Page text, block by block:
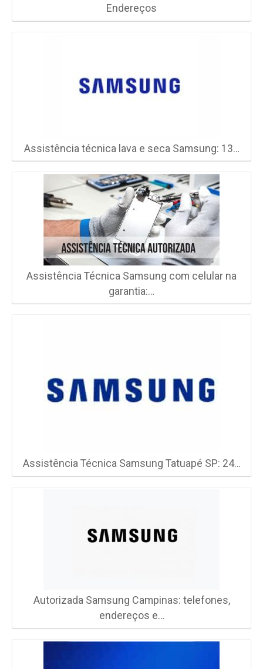
Endereços
Assistência técnica lava e seca Samsung: 13…
Assistência Técnica Samsung com celular na
garantia:…
Assistência Técnica Samsung Tatuapé SP: 24…
Autorizada Samsung Campinas: telefones,
endereços e…